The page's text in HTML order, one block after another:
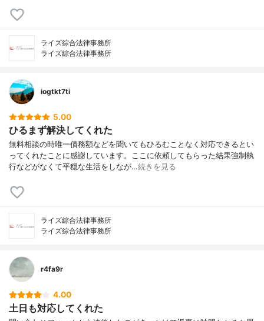
ライズ綜合法律事務所
ライズ綜合法律事務所
iogtkt7ti
5.00
ひるまず解決してくれた
無料相談の時唯一債務額などを聞いてもひるむことなく対応できるとい
ってくれたことに感謝しています。ここに依頼してもらった結果強制執
行などがなくて平穏な生活をしなが…続きを見る
ライズ綜合法律事務所
ライズ綜合法律事務所
r4fa9r
4.00
土日も対応してくれた